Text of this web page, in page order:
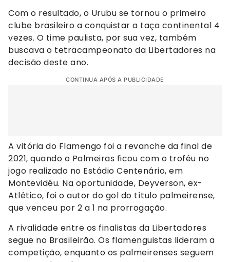
Com o resultado, o Urubu se tornou o primeiro
clube brasileiro a conquistar a taça continental 4
vezes. O time paulista, por sua vez, também
buscava o tetracampeonato da Libertadores na
decisão deste ano.
CONTINUA APÓS A PUBLICIDADE
A vitória do Flamengo foi a revanche da final de
2021, quando o Palmeiras ficou com o troféu no
jogo realizado no Estádio Centenário, em
Montevidéu. Na oportunidade, Deyverson, ex-
Atlético, foi o autor do gol do título palmeirense,
que venceu por 2 a 1 na prorrogação.
A rivalidade entre os finalistas da Libertadores
segue no Brasileirão. Os flamenguistas lideram a
competição, enquanto os palmeirenses seguem